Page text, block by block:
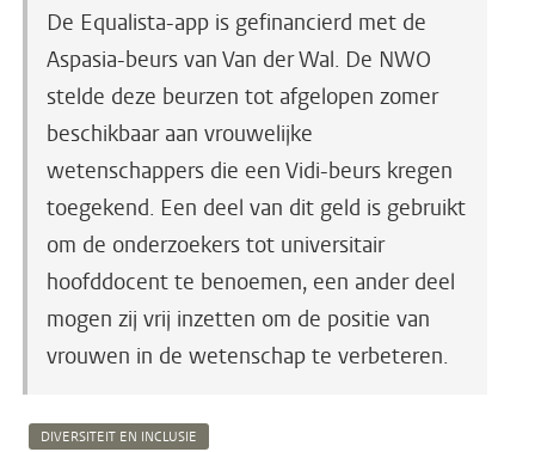
De Equalista-app is gefinancierd met de
Aspasia-beurs van Van der Wal. De NWO
stelde deze beurzen tot afgelopen zomer
beschikbaar aan vrouwelijke
wetenschappers die een Vidi-beurs kregen
toegekend. Een deel van dit geld is gebruikt
om de onderzoekers tot universitair
hoofddocent te benoemen, een ander deel
mogen zij vrij inzetten om de positie van
vrouwen in de wetenschap te verbeteren.
DIVERSITEIT EN INCLUSIE